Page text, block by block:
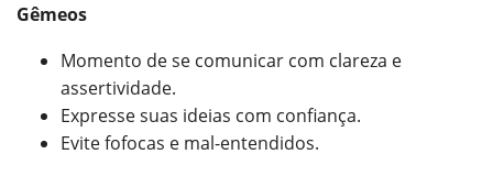
Gêmeos
Momento de se comunicar com clareza e
assertividade.
Expresse suas ideias com confiança.
Evite fofocas e mal-entendidos.